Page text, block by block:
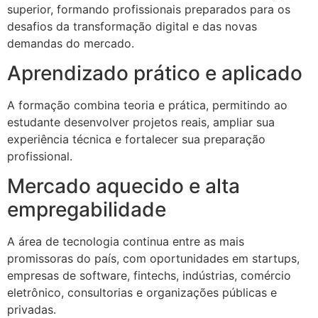
superior, formando profissionais preparados para os
desafios da transformação digital e das novas
demandas do mercado.
Aprendizado prático e aplicado
A formação combina teoria e prática, permitindo ao
estudante desenvolver projetos reais, ampliar sua
experiência técnica e fortalecer sua preparação
profissional.
Mercado aquecido e alta
empregabilidade
A área de tecnologia continua entre as mais
promissoras do país, com oportunidades em startups,
empresas de software, fintechs, indústrias, comércio
eletrônico, consultorias e organizações públicas e
privadas.